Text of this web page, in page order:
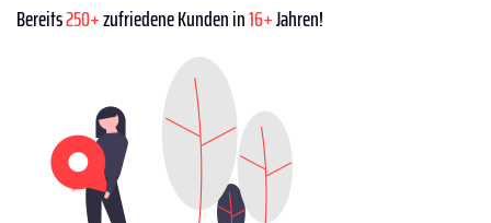
Bereits250+zufriedene Kunden in16+Jahren!